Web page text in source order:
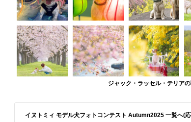
ジャック・ラッセル・テリア
イヌトミィ モデル犬フォトコンテスト Autumn2025 一覧へ(